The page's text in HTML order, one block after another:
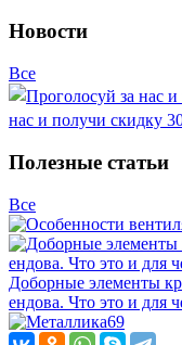
Новости
Все
нас и получи скидку
Полезные статьи
Все
Доборные элементы
ендова. Что это и для